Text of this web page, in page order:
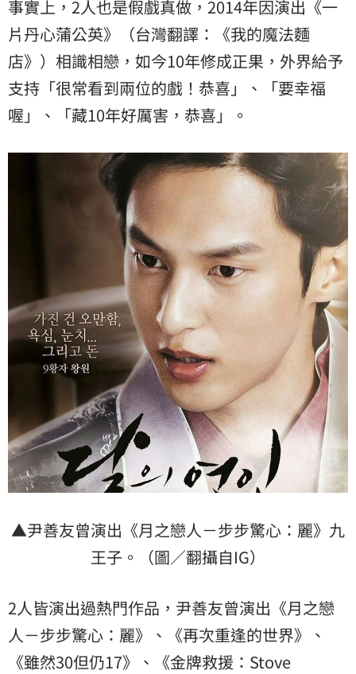
事實上，2人也是假戲真做，2014年因演出《一
片丹心蒲公英》（台灣翻譯：《我的魔法麵
店》）相識相戀，如今10年修成正果，外界給予
支持「很常看到兩位的戲！恭喜」、「要幸福
喔」、「藏10年好厲害，恭喜」。
▲尹善友曾演出《月之戀人－步步驚心：麗》九
王子。（圖／翻攝自IG）
2人皆演出過熱門作品，尹善友曾演出《月之戀
人－步步驚心：麗》、《再次重逢的世界》、
《雖然30但仍17》、《金牌救援：Stove